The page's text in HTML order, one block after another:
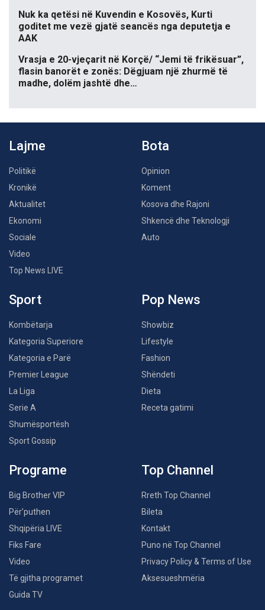
Nuk ka qetësi në Kuvendin e Kosovës, Kurti
goditet me vezë gjatë seancës nga deputetja e
AAK
Vrasja e 20-vjeçarit në Korçë/ “Jemi të frikësuar”,
flasin banorët e zonës: Dëgjuam një zhurmë të
madhe, dolëm jashtë dhe…
Lajme
Politikë
Kronikë
Aktualitet
Ekonomi
Sociale
Video
Top News LIVE
Bota
Opinion
Koment
Kosova dhe Rajoni
Shkencë dhe Teknologji
Auto
Sport
Kombëtarja
Kategoria Superiore
Kategoria e Parë
Premier League
La Liga
Serie A
Shumësportësh
Sport Gossip
Pop News
Showbiz
Lifestyle
Fashion
Shëndeti
Dieta
Receta gatimi
Programe
Big Brother VIP
Për’puthen
Shqipëria LIVE
Fiks Fare
Video
Të gjitha programet
Guida TV
Top Channel
Rreth Top Channel
Bileta
Kontakt
Puno në Top Channel
Privacy Policy & Terms of Use
Aksesueshmëria